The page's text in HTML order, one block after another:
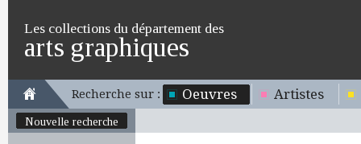
Les collections du département des
arts graphiques
Recherche sur : Oeuvres Artistes
Nouvelle recherche